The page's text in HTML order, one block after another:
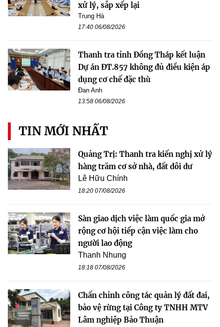
xử lý, sắp xếp lại
Trung Hà
17:40 06/08/2026
Thanh tra tỉnh Đồng Tháp kết luận
Dự án ĐT.857 không đủ điều kiện áp
dụng cơ chế đặc thù
Đan Anh
13:58 06/08/2026
TIN MỚI NHẤT
Quảng Trị: Thanh tra kiến nghị xử lý
hàng trăm cơ sở nhà, đất dôi dư
Lê Hữu Chính
18:20 07/08/2026
Sàn giao dịch việc làm quốc gia mở
rộng cơ hội tiếp cận việc làm cho
người lao động
Thanh Nhung
18:18 07/08/2026
Chấn chỉnh công tác quản lý đất đai,
bảo vệ rừng tại Công ty TNHH MTV
Lâm nghiệp Bảo Thuận